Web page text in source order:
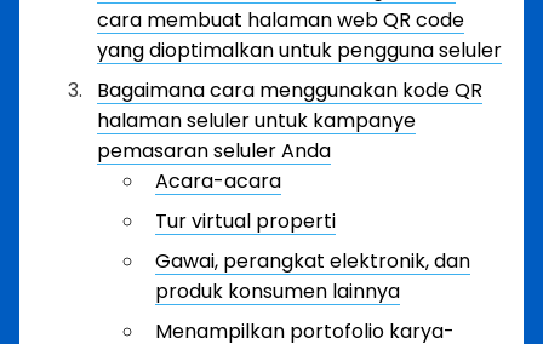
cara membuat halaman web QR code
yang dioptimalkan untuk pengguna seluler
Bagaimana cara menggunakan kode QR
halaman seluler untuk kampanye
pemasaran seluler Anda
Acara-acara
Tur virtual properti
Gawai, perangkat elektronik, dan
produk konsumen lainnya
Menampilkan portofolio karya-